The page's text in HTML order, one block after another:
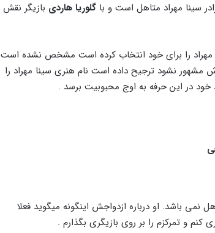
سینا مهراد متاهل است و با گلوریا هاردی بازیگر نقش
مهراد را برای خود انتخاب کرده است مشخص نشده است
مشهور نشود ترجیح داده است نام هنری سینا مهراد را
خود در این حرفه به اوج محبوبیت برسد .
نمی باشد. او درباره ازدواجش اینگونه میگوید فعلا
و تمرکزم را بر روی بازیگری بگذارم .